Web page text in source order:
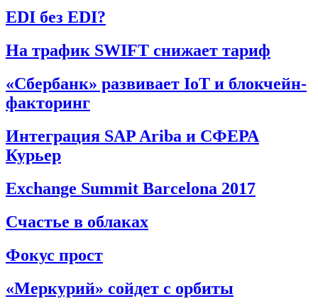
EDI без EDI?
На трафик SWIFT снижает тариф
«Сбербанк» развивает IoT и блокчейн-
факторинг
Интеграция SAP Ariba и СФЕРА
Курьер
Exchange Summit Barcelona 2017
Счастье в облаках
Фокус прост
«Меркурий» сойдет с орбиты